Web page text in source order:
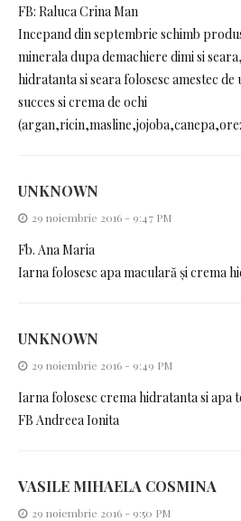
FB: Raluca Crina Man
Incepand din septembrie schimb
minerala dupa demachiere dimi si
hidratanta si seara folosesc amestec
succes si crema de ochi
UNKNOWN
29 noiembrie 2016 - 9:47 PM
Fb. Ana Maria
Iarna folosesc apa maculară și crema
UNKNOWN
29 noiembrie 2016 - 9:49 PM
Iarna folosesc crema hidratanta si apa
FB Andreea Ionita
VASILE MIHAELA COSMINA
29 noiembrie 2016 - 9:50 PM